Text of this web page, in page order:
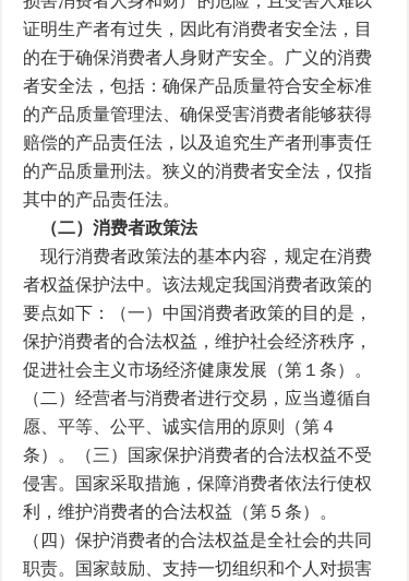
证明生产者有过失，因此有消费者安全法，目
的在于确保消费者人身财产安全。广义的消费
者安全法，包括：确保产品质量符合安全标准
的产品质量管理法、确保受害消费者能够获得
赔偿的产品责任法，以及追究生产者刑事责任
的产品质量刑法。狭义的消费者安全法，仅指
其中的产品责任法。
（二）消费者政策法
现行消费者政策法的基本内容，规定在消费
者权益保护法中。该法规定我国消费者政策的
要点如下：（一）中国消费者政策的目的是，
保护消费者的合法权益，维护社会经济秩序，
促进社会主义市场经济健康发展（第１条）。
（二）经营者与消费者进行交易，应当遵循自
愿、平等、公平、诚实信用的原则（第４
条）。（三）国家保护消费者的合法权益不受
侵害。国家采取措施，保障消费者依法行使权
利，维护消费者的合法权益（第５条）。
（四）保护消费者的合法权益是全社会的共同
职责。国家鼓励、支持一切组织和个人对损害